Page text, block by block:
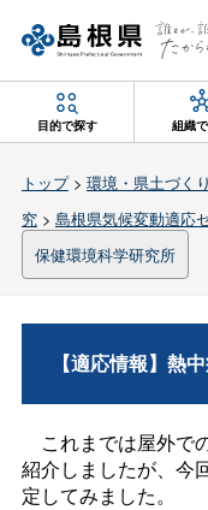
目的で探す 組織
トップ> 環境・県土づくり
究> 島根県気候変動適応
保健環境科学研究所
【適応情報】熱
これまでは屋外で
紹介しましたが、今
定してみました。